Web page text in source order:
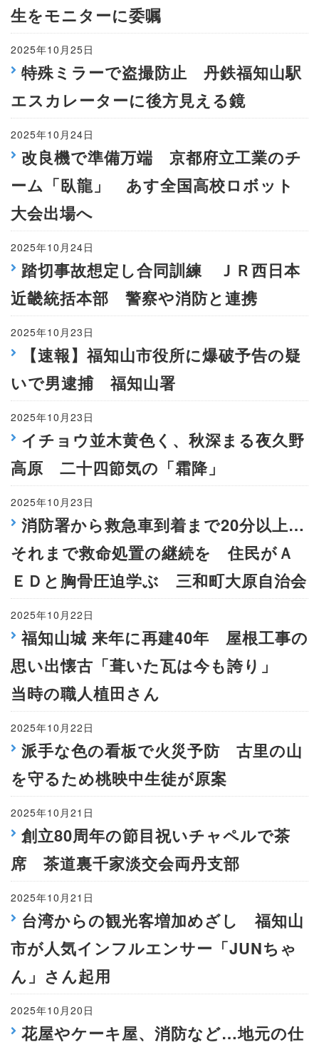
生をモニターに委嘱
2025年10月25日
特殊ミラーで盗撮防止 丹鉄福知山駅
エスカレーターに後方見える鏡
2025年10月24日
改良機で準備万端 京都府立工業のチ
ーム「臥龍」 あす全国高校ロボット
大会出場へ
2025年10月24日
踏切事故想定し合同訓練 ＪＲ西日本
近畿統括本部 警察や消防と連携
2025年10月23日
【速報】福知山市役所に爆破予告の疑
いで男逮捕 福知山署
2025年10月23日
イチョウ並木黄色く、秋深まる夜久野
高原 二十四節気の「霜降」
2025年10月23日
消防署から救急車到着まで20分以上…
それまで救命処置の継続を 住民がＡ
ＥＤと胸骨圧迫学ぶ 三和町大原自治会
2025年10月22日
福知山城 来年に再建40年 屋根工事の
思い出懐古「葺いた瓦は今も誇り」
当時の職人植田さん
2025年10月22日
派手な色の看板で火災予防 古里の山
を守るため桃映中生徒が原案
2025年10月21日
創立80周年の節目祝いチャペルで茶
席 茶道裏千家淡交会両丹支部
2025年10月21日
台湾からの観光客増加めざし 福知山
市が人気インフルエンサー「JUNちゃ
ん」さん起用
2025年10月20日
花屋やケーキ屋、消防など…地元の仕